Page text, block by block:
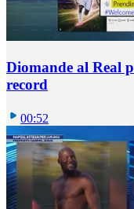
Diomande al Real
record
00:52